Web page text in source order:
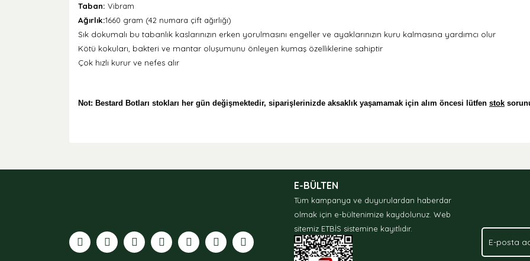
Taban: Vibram
Ağırlık:1660 gram (42 numara çift ağırlığı)
Sık dokumalı bu tabanlık kaslarınızın erken yorulmasını engeller ve ayaklarınızın kuru kalmasına yardımcı olur
Kötü kokuları, bakteri ve mantar oluşumunu önleyen kumaş özelliklerine sahiptir
Çok hızlı kurur ve nefes alır
Not: Bestard Botları stokları her gün değişmektedir, siparişlerinizde aksaklık yaşamamak için alım öncesi l ütfen stok
Ürün fiyatı diğer sitelerden daha pahalı.
Bu ürüne benzer farklı alternatifler olmalı.
E-BÜLTEN
Tüm kampanya ve duyurulardan haberdar
olmak için e-bültenimize kaydolunuz. Web
sitemiz ETBİS sistemine kayıtlıdır.